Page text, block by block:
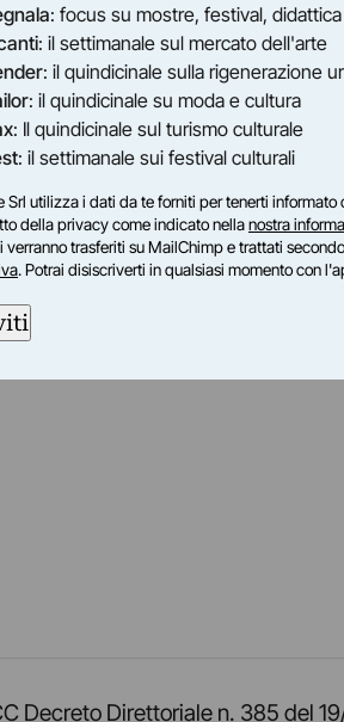
Twitch
su Rss
Decreto Direttoriale n. 385 del
: focus su mostre, festival,
: il settimanale sul mercato dell'arte
: il quindicinale sulla rigenerazione
: il quindicinale su moda e cultura
: Il quindicinale sul turismo culturale
: il settimanale sui festival culturali
Srl utilizza i dati da te forniti per tenerti informato
della privacy come indicato nellanostra
verranno trasferiti su MailChimp e trattati
. Potrai disiscriverti in qualsiasi momento con